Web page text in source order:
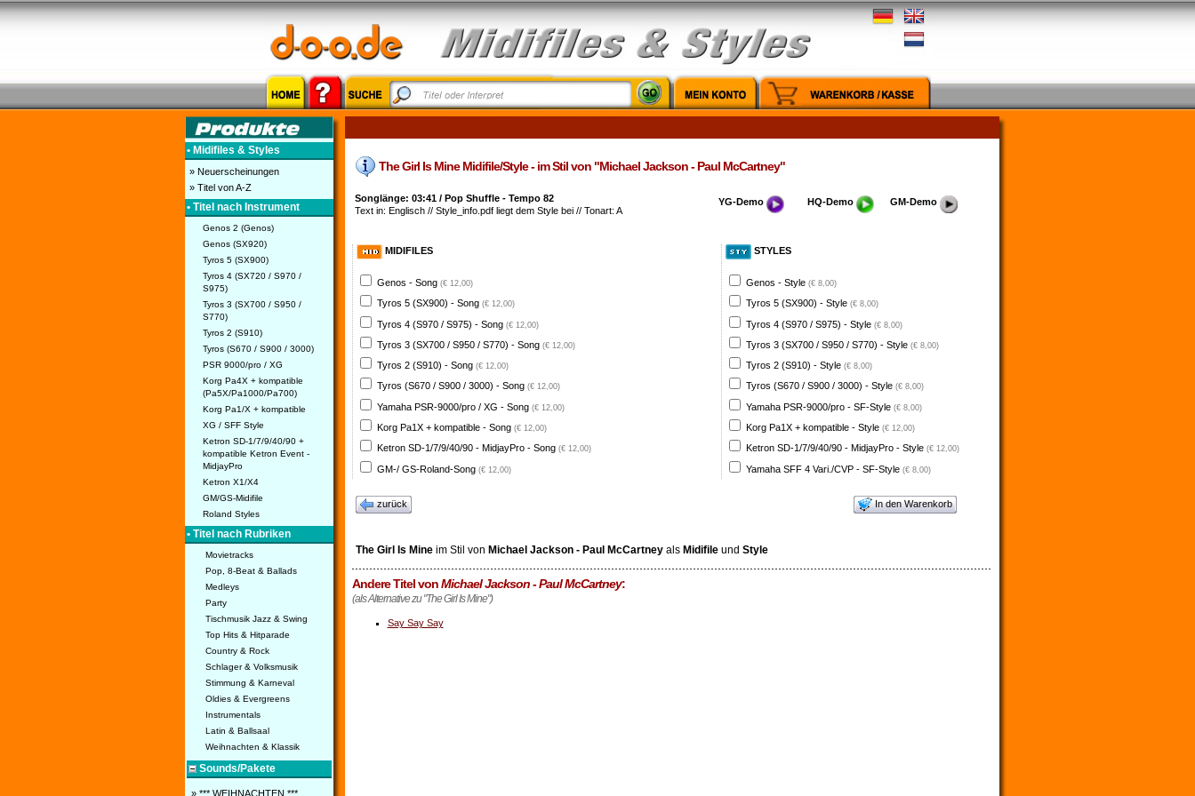
• Midifiles & Styles
» Neuerscheinungen
» Titel von A-Z
• Titel nach Instrument
Genos 2 (Genos)
Genos (SX920)
Tyros 5 (SX900)
Tyros 4 (SX720 / S970 /
S975)
Tyros 3 (SX700 / S950 /
S770)
Tyros 2 (S910)
Tyros (S670 / S900 / 3000)
PSR 9000/pro / XG
Korg Pa4X + kompatible
(Pa5X/Pa1000/Pa700)
Korg Pa1/X + kompatible
XG / SFF Style
Ketron SD-1/7/9/40/90 +
kompatible Ketron Event -
MidjayPro
Ketron X1/X4
GM/GS-Midifile
Roland Styles
• Titel nach Rubriken
Movietracks
Pop, 8-Beat & Ballads
Medleys
Party
Tischmusik Jazz & Swing
Top Hits & Hitparade
Country & Rock
Schlager & Volksmusik
Stimmung & Karneval
Oldies & Evergreens
Instrumentals
Latin & Ballsaal
Weihnachten & Klassik
Sounds/Pakete
» *** WEIHNACHTEN ***
The Girl Is Mine Midifile/Style - im Stil von "Michael Jackson - Paul McCartney"
Songlänge: 03:41 / Pop Shuffle - Tempo 82
Text in: Englisch // Style_info.pdf liegt dem Style bei // Tonart: A
YG-Demo HQ-Demo GM-Demo
MIDIFILES
Genos - Song (€ 12,00)
Tyros 5 (SX900) - Song (€ 12,00)
Tyros 4 (S970 / S975) - Song (€ 12,00)
Tyros 3 (SX700 / S950 / S770) - Song (€ 12,00)
Tyros 2 (S910) - Song (€ 12,00)
Tyros (S670 / S900 / 3000) - Song (€ 12,00)
Yamaha PSR-9000/pro / XG - Song (€ 12,00)
Korg Pa1X + kompatible - Song (€ 12,00)
Ketron SD-1/7/9/40/90 - MidjayPro - Song (€ 12,00)
GM-/ GS-Roland-Song (€ 12,00)
STYLES
Genos - Style (€ 8,00)
Tyros 5 (SX900) - Style (€ 8,00)
Tyros 4 (S970 / S975) - Style (€ 8,00)
Tyros 3 (SX700 / S950 / S770) - Style (€ 8,00)
Tyros 2 (S910) - Style (€ 8,00)
Tyros (S670 / S900 / 3000) - Style (€ 8,00)
Yamaha PSR-9000/pro - SF-Style (€ 8,00)
Korg Pa1X + kompatible - Style (€ 12,00)
Ketron SD-1/7/9/40/90 - MidjayPro - Style (€ 12,00)
Yamaha SFF 4 Vari./CVP - SF-Style (€ 8,00)
zurück In den Warenkorb
The Girl Is Mineim Stil von Michael Jackson - Paul McCartneyals Midifileund Style
Andere Titel vonMichael Jackson - Paul McCartney:
(als Alternative zu "The Girl Is Mine")
Say Say Say